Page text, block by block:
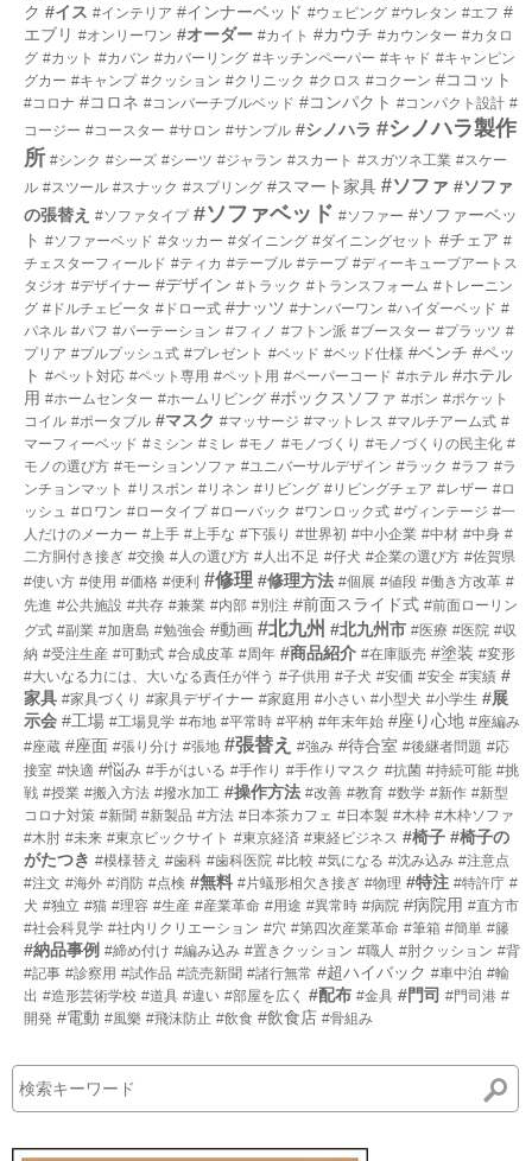
ク #イス #インテリア #インナーベッド #ウェピング #ウレタン #エフ #
エブリ #オンリーワン #オーダー #カイト #カウチ #カウンター #カタロ
グ #カット #カバン #カバーリング #キッチンペーパー #キャド #キャンピン
グカー #キャンプ #クッション #クリニック #クロス #コクーン #ココット
#コロナ #コロネ #コンバーチブルベッド #コンパクト #コンパクト設計 #
コージー #コースター #サロン #サンプル #シノハラ #シノハラ製作
所 #シンク #シーズ #シーツ #ジャラン #スカート #スガツネ工業 #スケー
ル #スツール #スナック #スプリング #スマート家具 #ソファ #ソファ
の張替え #ソファタイプ #ソファベッド #ソファー #ソファーベッ
ト #ソファーベッド #タッカー #ダイニング #ダイニングセット #チェア #
チェスターフィールド #ティカ #テーブル #テープ #ディーキューブアートス
タジオ #デザイナー #デザイン #トラック #トランスフォーム #トレーニン
グ #ドルチェビータ #ドロー式 #ナッツ #ナンバーワン #ハイダーベッド #
パネル #パフ #パーテーション #フィノ #フトン派 #ブースター #プラッツ #
プリア #プルプッシュ式 #プレゼント #ベッド #ベッド仕様 #ベンチ #ペッ
ト #ペット対応 #ペット専用 #ペット用 #ペーパーコード #ホテル #ホテル
用 #ホームセンター #ホームリビング #ボックスソファ #ボン #ポケット
コイル #ポータブル #マスク #マッサージ #マットレス #マルチアーム式 #
マーフィーベッド #ミシン #ミレ #モノ #モノづくり #モノづくりの民主化 #
モノの選び方 #モーションソファ #ユニバーサルデザイン #ラック #ラフ #ラ
ンチョンマット #リスボン #リネン #リビング #リビングチェア #レザー #ロ
ッシュ #ロワン #ロータイプ #ローバック #ワンロック式 #ヴィンテージ #一
人だけのメーカー #上手 #上手な #下張り #世界初 #中小企業 #中材 #中身 #
二方胴付き接ぎ #交換 #人の選び方 #人出不足 #仔犬 #企業の選び方 #佐賀県
#使い方 #使用 #価格 #便利 #修理 #修理方法 #個展 #値段 #働き方改革 #
先進 #公共施設 #共存 #兼業 #内部 #別注 #前面スライド式 #前面ローリン
グ式 #副業 #加唐島 #勉強会 #動画 #北九州 #北九州市 #医療 #医院 #収
納 #受注生産 #可動式 #合成皮革 #周年 #商品紹介 #在庫販売 #塗装 #変形
#大いなる力には、大いなる責任が伴う #子供用 #子犬 #安価 #安全 #実績 #
家具 #家具づくり #家具デザイナー #家庭用 #小さい #小型犬 #小学生 #展
示会 #工場 #工場見学 #布地 #平常時 #平枘 #年末年始 #座り心地 #座編み
#座蔵 #座面 #張り分け #張地 #張替え #強み #待合室 #後継者問題 #応
接室 #快適 #悩み #手がはいる #手作り #手作りマスク #抗菌 #持続可能 #挑
戦 #授業 #搬入方法 #撥水加工 #操作方法 #改善 #教育 #数学 #新作 #新型
コロナ対策 #新聞 #新製品 #方法 #日本茶カフェ #日本製 #木枠 #木枠ソファ
#木肘 #未来 #東京ビックサイト #東京経済 #東経ビジネス #椅子 #椅子の
がたつき #模様替え #歯科 #歯科医院 #比較 #気になる #沈み込み #注意点
#注文 #海外 #消防 #点検 #無料 #片蟻形相欠き接ぎ #物理 #特注 #特許庁 #
犬 #独立 #猫 #理容 #生産 #産業革命 #用途 #異常時 #病院 #病院用 #直方市
#社会科見学 #社内リクリエーション #穴 #第四次産業革命 #筆箱 #簡単 #籐
#納品事例 #締め付け #編み込み #置きクッション #職人 #肘クッション #背
#記事 #診察用 #試作品 #読売新聞 #諸行無常 #超ハイバック #車中泊 #輸
出 #造形芸術学校 #道具 #違い #部屋を広く #配布 #金具 #門司 #門司港 #
開発 #電動 #風樂 #飛沫防止 #飲食 #飲食店 #骨組み